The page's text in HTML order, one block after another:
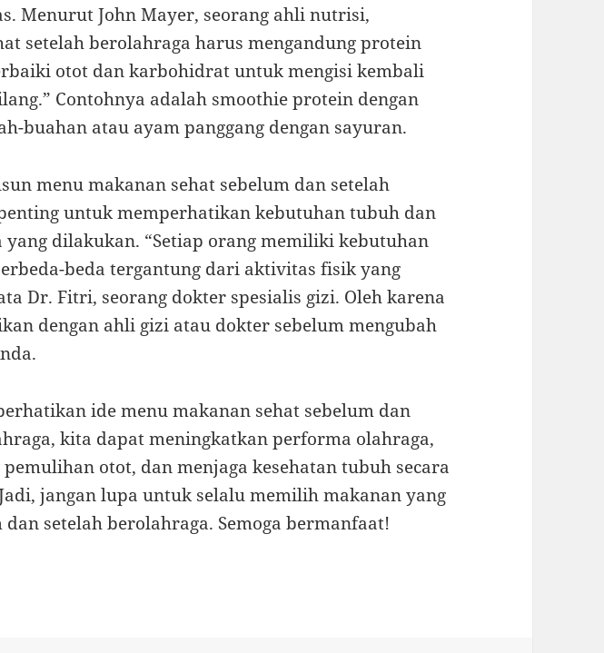
Menurut John Mayer, seorang ahli nutrisi,
setelah berolahraga harus mengandung protein
otot dan karbohidrat untuk mengisi kembali
Contohnya adalah smoothie protein dengan
buahan atau ayam panggang dengan sayuran.
menu makanan sehat sebelum dan setelah
untuk memperhatikan kebutuhan tubuh dan
yang dilakukan. “Setiap orang memiliki kebutuhan
beda tergantung dari aktivitas fisik yang
Dr. Fitri, seorang dokter spesialis gizi. Oleh karena
dengan ahli gizi atau dokter sebelum mengubah
ide menu makanan sehat sebelum dan
kita dapat meningkatkan performa olahraga,
otot, dan menjaga kesehatan tubuh secara
jangan lupa untuk selalu memilih makanan yang
dan setelah berolahraga. Semoga bermanfaat!